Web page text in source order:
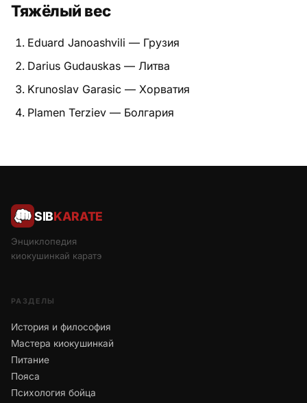
Тяжёлый вес
Eduard Janoashvili — Грузия
Darius Gudauskas — Литва
Krunoslav Garasic — Хорватия
Plamen Terziev — Болгария
SIBKARATE
Энциклопедия
киокушинкай каратэ
РАЗДЕЛЫ
История и философия
Мастера киокушинкай
Питание
Пояса
Психология бойца